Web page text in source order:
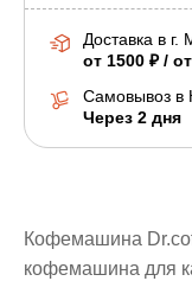
Доставка в г.
от 1500 ₽ /
Самовывоз в
Через 2 дня
Кофемашина
кофемашина для